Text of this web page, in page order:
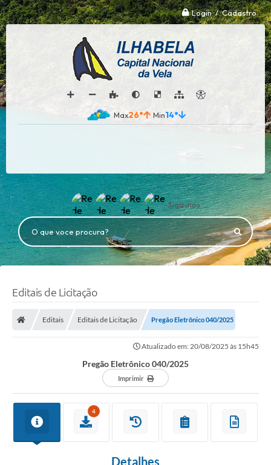
Login / Cadastro
26° 14°
Siga-nos
O que voce procura?
Editais de Licitação
Editais Editais de Licitação Pregão Eletrônico 040/2025
Atualizado em: 20/08/2025 às 15h45
Pregão Eletrônico 040/2025
Imprimir
4
Detalhes